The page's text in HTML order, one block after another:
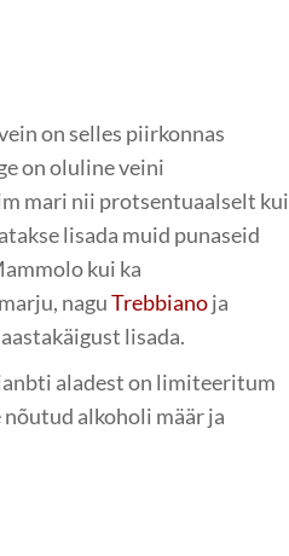
on selles piirkonnas
on oluline veini
mari nii protsentuaalselt kui
lisada muid punaseid
kui ka
naguTrebbianoja
lisada.
aladest on limiteeritum
alkoholi määr ja